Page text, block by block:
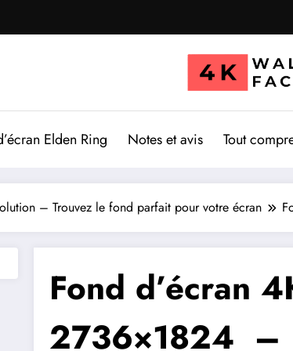
Elden Ring Notes et avis Tout
– Trouvez le fond parfait pour votre écran
Fond d’écran
2736×1824 –